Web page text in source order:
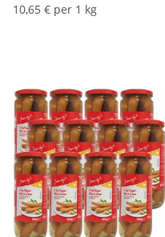
10,65 € per 1 kg